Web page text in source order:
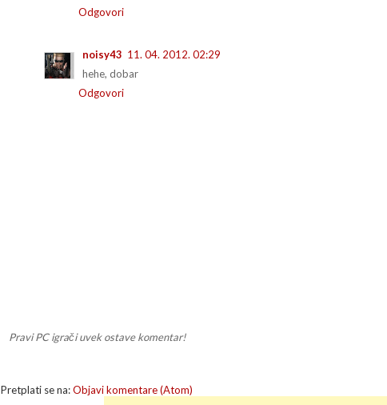
Odgovori
noisy43 11. 04. 2012. 02:29
hehe, dobar
Odgovori
Pravi PC igrači uvek ostave komentar!
Pretplati se na:Objavi komentare (Atom)